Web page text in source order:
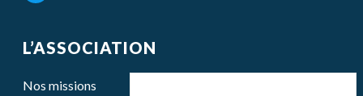
L’ASSOCIATION
Nos missions